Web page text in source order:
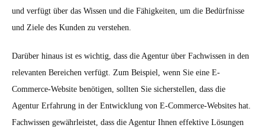
und verfügt über das Wissen und die Fähigkeiten, um die Bedürfnisse
und Ziele des Kunden zu verstehen.
Darüber hinaus ist es wichtig, dass die Agentur über Fachwissen in den
relevanten Bereichen verfügt. Zum Beispiel, wenn Sie eine E-
Commerce-Website benötigen, sollten Sie sicherstellen, dass die
Agentur Erfahrung in der Entwicklung von E-Commerce-Websites hat.
Fachwissen gewährleistet, dass die Agentur Ihnen effektive Lösungen